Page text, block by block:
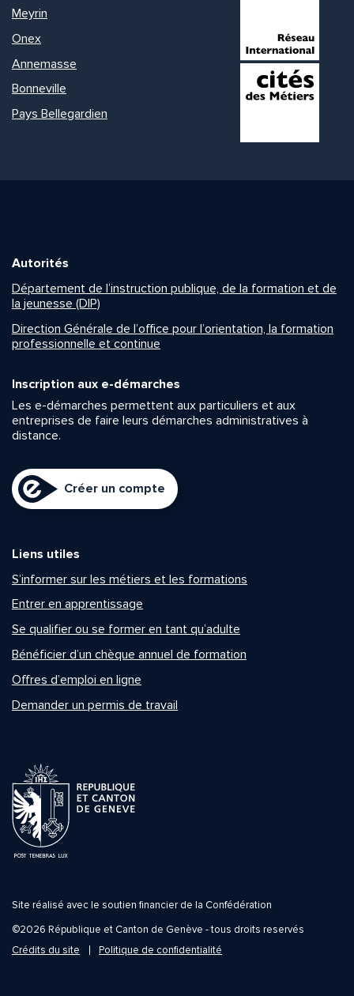
Meyrin
Onex
Annemasse
Bonneville
Pays Bellegardien
Autorités
Département de l’instruction publique, de la formation et de
la jeunesse (DIP)
Direction Générale de l’office pour l’orientation, la formation
professionnelle et continue
Inscription aux e-démarches
Les e-démarches permettent aux particuliers et aux
entreprises de faire leurs démarches administratives à
distance.
Créer un compte
Liens utiles
S’informer sur les métiers et les formations
Entrer en apprentissage
Se qualifier ou se former en tant qu’adulte
Bénéficier d’un chèque annuel de formation
Offres d’emploi en ligne
Demander un permis de travail
Site réalisé avec le soutien financier de la Confédération
©2026 République et Canton de Genève - tous droits reservés
Crédits du site
Politique de confidentialité